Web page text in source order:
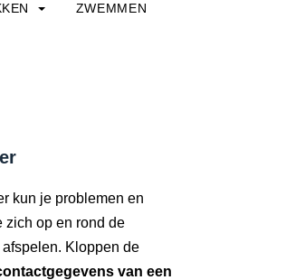
ZWEMMEN
kun je problemen en
zich op en rond de
Kloppen de
van een